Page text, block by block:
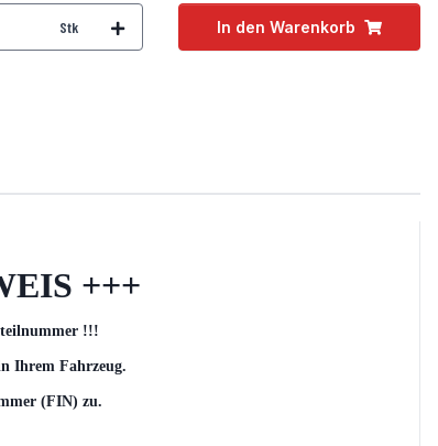
Stk In den Warenkorb
+++
!!!
Ihrem Fahrzeug.
(FIN) zu.